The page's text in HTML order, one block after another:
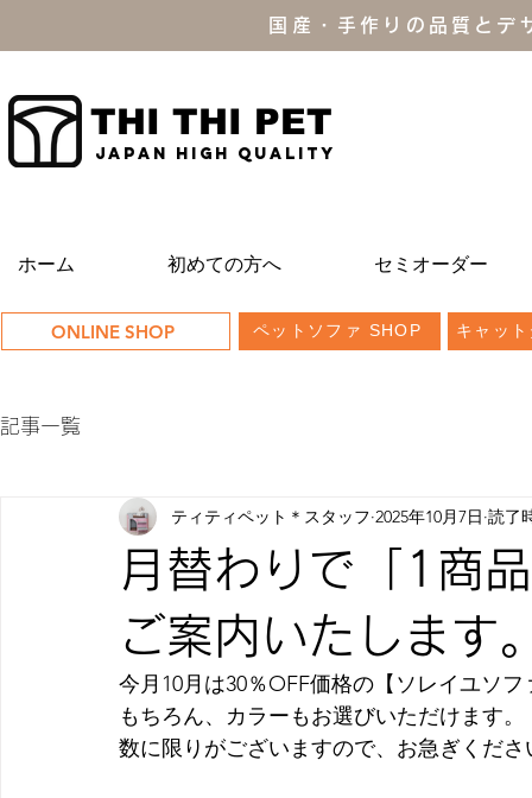
国産・手作りの品質と
THI THI PET
JAPAN high quality
ホーム 初めての方へ セミオーダー
ONLINE SHOP ペットソファ SHOP キャッ
記事一覧
月替わりで「1商
ご案内いたします
ティティペット＊スタッフ 2025年10月7日 読了
今月10月は30％OFF価格の【ソレイユソ
もちろん、カラーもお選びいただけます。
数に限りがございますので、お急ぎくださ